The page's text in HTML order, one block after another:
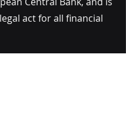
act for all financial